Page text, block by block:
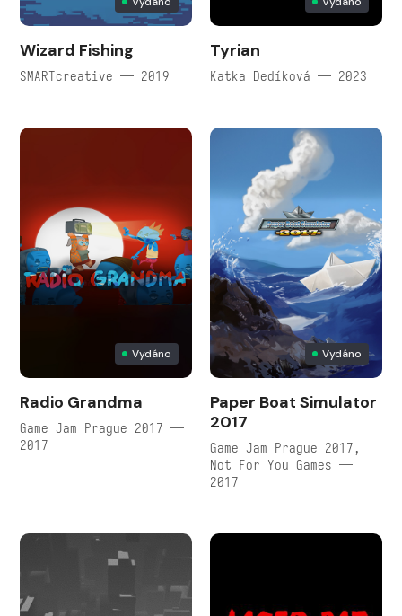
Wizard Fishing
SMARTcreative — 2019
Tyrian
Katka Dedíková — 2023
Vydáno
Radio Grandma
Game Jam Prague 2017 —
2017
Vydáno
Paper Boat Simulator
2017
Game Jam Prague 2017,
Not For You Games —
2017